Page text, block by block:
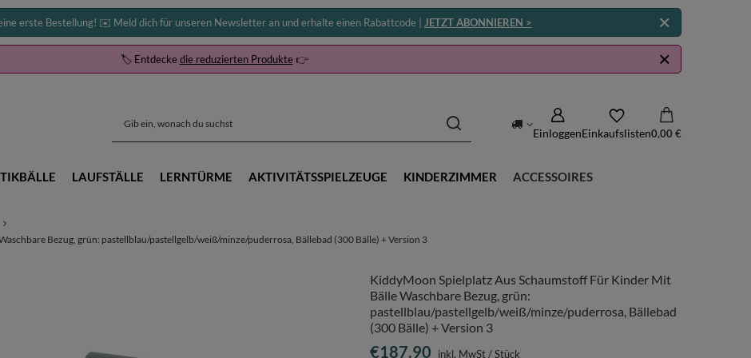
erste Bestellung! ✉️ Meld dich für unseren Newsletter an und erhalte einen Rabattcode | JETZT ABONNIEREN >
🏷️ Entdeckedie reduzierten Produkte👉
EinloggenEinkaufslisten0,00 €
LAUFSTÄLLE LERNTÜRME AKTIVITÄTSSPIELZEUGE KINDERZIMMER ACCESSOIRES
Bezug, grün: pastellblau/pastellgelb/weiß/minze/puderrosa, Bällebad (300 Bälle) + Version 3
KiddyMoon Spielplatz Aus Schaumstoff Für Kinder Mit
Bälle Waschbare Bezug, grün:
pastellblau/pastellgelb/weiß/minze/puderrosa, Bällebad
(300 Bälle) + Version 3
€187.90 inkl. MwSt/Stück